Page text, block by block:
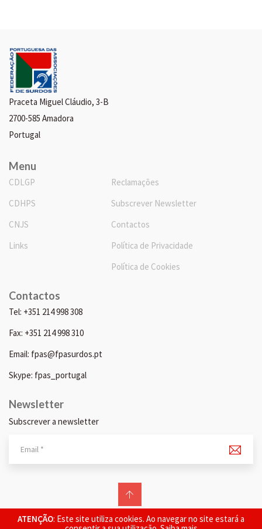
ATENÇÃO: Este site utiliza cookies. Ao navegar no site estará a
Praceta Miguel Cláudio, 3-B
2700-585 Amadora
Portugal
Menu
CDLGP
CDHPS
CNJS
Links
Reclamações
Subscrever Newsletter
Contactos
Política de Privacidade
Política de Cookies
Contactos
Tel: +351 214 998 308
Fax: +351 214 998 310
Email: fpas@fpasurdos.pt
Skype: fpas_portugal
Newsletter
Subscrever a newsletter
© 2026 FPAS. Todos os direitos reservados.